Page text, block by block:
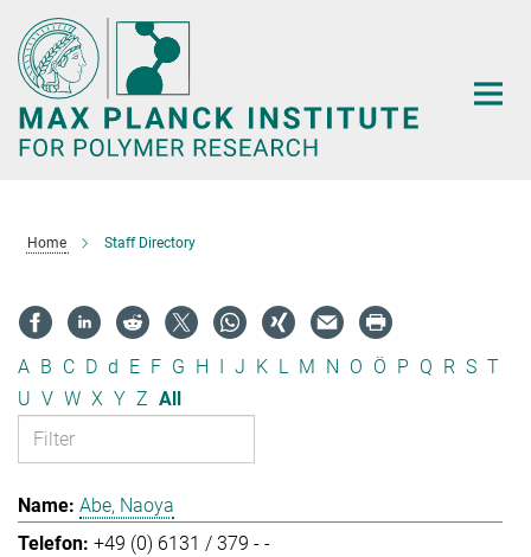
Main-
Content
Home Staff Directory
A B C D d E F G H I J K L M N O Ö P Q R S T
U V W X Y Z All
Abe, Naoya
+49 (0) 6131 / 379 - -